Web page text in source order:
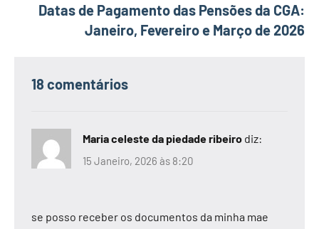
Datas de Pagamento das Pensões da CGA:
Janeiro, Fevereiro e Março de 2026
18 comentários
Maria celeste da piedade ribeiro diz:
15 Janeiro, 2026 às 8:20
se posso receber os documentos da minha mae